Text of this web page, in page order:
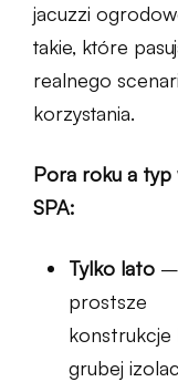
jacuzzi
takie, które
realnego
korzystania.
Pora roku a typ
SPA:
Tylko lato –
prostsze
konstrukcje
grubej